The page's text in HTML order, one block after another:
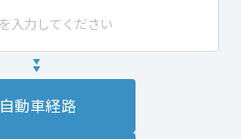
自動車経路